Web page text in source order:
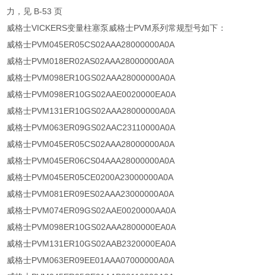
力，见 B-53 页
威格士VICKERS变量柱塞泵威格士PVM系列常规型号如下：
威格士PVM045ER05CS02AAA28000000A0A
威格士PVM018ER02AS02AAA28000000A0A
威格士PVM098ER10GS02AAA28000000A0A
威格士PVM098ER10GS02AAE0020000EA0A
威格士PVM131ER10GS02AAA28000000A0A
威格士PVM063ER09GS02AAC23110000A0A
威格士PVM045ER05CS02AAA28000000A0A
威格士PVM045ER06CS04AAA28000000A0A
威格士PVM045ER05CE0200A23000000A0A
威格士PVM081ER09ES02AAA23000000A0A
威格士PVM074ER09GS02AAE0020000AA0A
威格士PVM098ER10GS02AAA2800000EA0A
威格士PVM131ER10GS02AAB2320000EA0A
威格士PVM063ER09EE01AAA07000000A0A